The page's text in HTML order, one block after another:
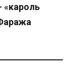
«кароль